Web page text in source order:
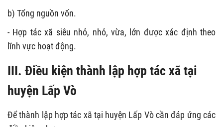
b) Tổng nguồn vốn.
- Hợp tác xã siêu nhỏ, nhỏ, vừa, lớn được xác định theo
lĩnh vực hoạt động.
III. Điều kiện thành lập hợp tác xã tại
huyện Lấp Vò
Để thành lập hợp tác xã tại huyện Lấp Vò cần đáp ứng các